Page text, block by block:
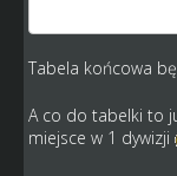
Tabela końcowa
A co do tabelki to
miejsce w 1 dywizji